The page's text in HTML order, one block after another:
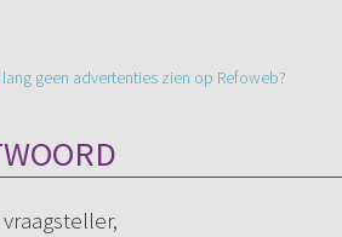
lang geen advertenties zien op Refoweb?